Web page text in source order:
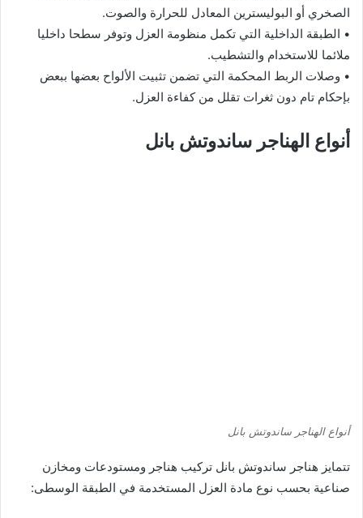
الصخري أو البوليسترين المعادل للحرارة والصوت.
• الطبقة الداخلية التي تكمل منظومة العزل وتوفر سطحا داخليا
ملائما للاستخدام والتشطيب.
• وصلات الربط المحكمة التي تضمن تثبيت الألواح بعضها ببعض
بإحكام تام دون ثغرات تقلل من كفاءة العزل.
أنواع الهناجر ساندوتش بانل
أنواع الهناجر ساندوتش بانل
تتمايز هناجر ساندوتش بانل تركيب هناجر ومستودعات ومخازن
صناعية بحسب نوع مادة العزل المستخدمة في الطبقة الوسطى: